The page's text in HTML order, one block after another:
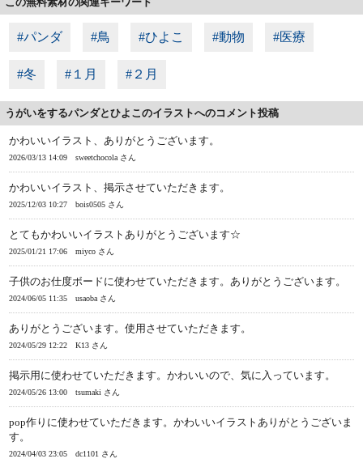
#パンダ #鳥 #ひよこ #動物 #医療
#冬 #１月 #２月
うがいをするパンダとひよこのイラストへのコメント投稿
かわいいイラスト、ありがとうございます。
2026/03/13 14:09 sweetchocola さん
かわいいイラスト、掲示させていただきます。
2025/12/03 10:27 bois0505 さん
とてもかわいいイラストありがとうございます☆
2025/01/21 17:06 miyco さん
子供のお仕度ボードに使わせていただきます。ありがとうございます。
2024/06/05 11:35 usaoba さん
ありがとうございます。使用させていただきます。
2024/05/29 12:22 K13 さん
掲示用に使わせていただきます。かわいいので、気に入っています。
2024/05/26 13:00 tsumaki さん
pop作りに使わせていただきます。かわいいイラストありがとうございま
す。
2024/04/03 23:05 dc1101 さん